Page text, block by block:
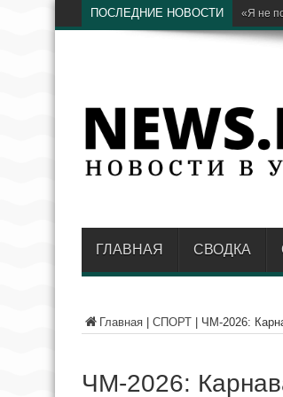
ПОСЛЕДНИЕ НОВОСТИ Ещё
ГЛАВНАЯ СВОДКА
Главная СПОРТ ЧМ-2026:
ЧМ-2026: